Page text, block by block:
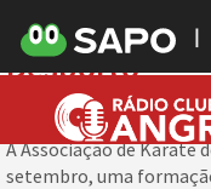
Formação em
Desporto
Angra do Heroísmo
A Associação de Karate
setembro, uma